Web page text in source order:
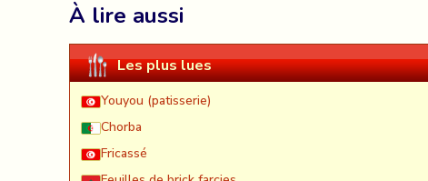
À lire aussi
Les plus lues
Youyou (patisserie)
Chorba
Fricassé